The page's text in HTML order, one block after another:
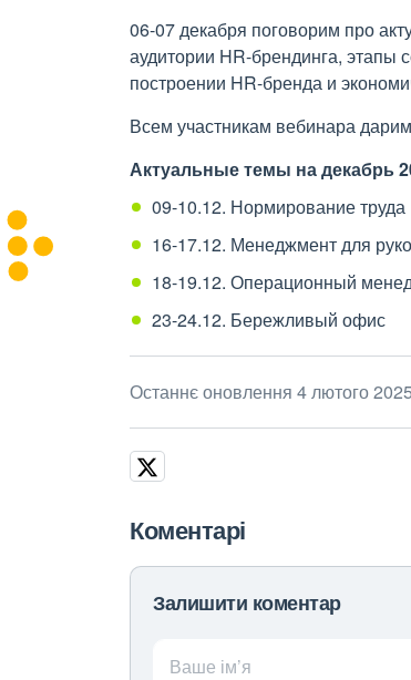
06-07 декабря поговорим про
аудитории HR-брендинга, этапы
построении HR-бренда и
Всем участникам вебинара
Актуальные темы на декабрь
09-10.12. Нормирование труда
16-17.12. Менеджмент для
18-19.12. Операционный
23-24.12. Бережливый офис
Останнє оновлення 4 лютого 2025
Коментарі
Залишити коментар
Ваше ім’я